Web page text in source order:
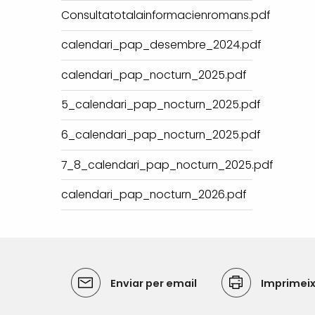
Consultatotalainformacienromans.pdf
calendari_pap_desembre_2024.pdf
calendari_pap_nocturn_2025.pdf
5_calendari_pap_nocturn_2025.pdf
6_calendari_pap_nocturn_2025.pdf
7_8_calendari_pap_nocturn_2025.pdf
calendari_pap_nocturn_2026.pdf
Enviar per email